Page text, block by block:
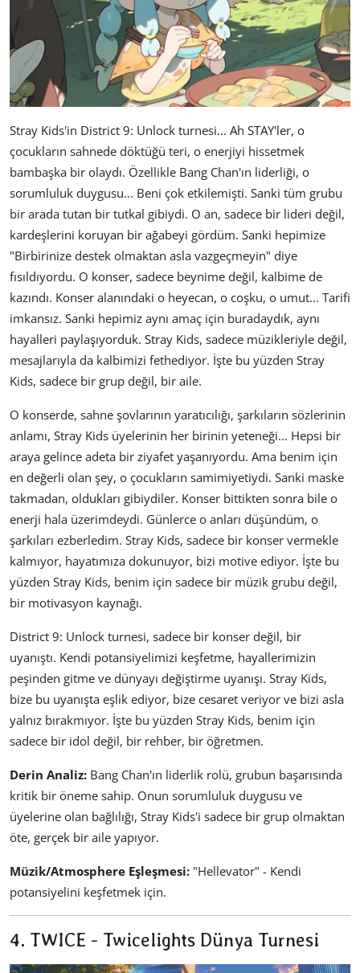
Stray Kids'in District 9: Unlock turnesi... Ah STAY'ler, o
çocukların sahnede döktüğü teri, o enerjiyi hissetmek
bambaşka bir olaydı. Özellikle Bang Chan'ın liderliği, o
sorumluluk duygusu... Beni çok etkilemişti. Sanki tüm grubu
bir arada tutan bir tutkal gibiydi. O an, sadece bir lideri değil,
kardeşlerini koruyan bir ağabeyi gördüm. Sanki hepimize
"Birbirinize destek olmaktan asla vazgeçmeyin" diye
fısıldıyordu. O konser, sadece beynime değil, kalbime de
kazındı. Konser alanındaki o heyecan, o coşku, o umut... Tarifi
imkansız. Sanki hepimiz aynı amaç için buradaydık, aynı
hayalleri paylaşıyorduk. Stray Kids, sadece müzikleriyle değil,
mesajlarıyla da kalbimizi fethediyor. İşte bu yüzden Stray
Kids, sadece bir grup değil, bir aile.
O konserde, sahne şovlarının yaratıcılığı, şarkıların sözlerinin
anlamı, Stray Kids üyelerinin her birinin yeteneği... Hepsi bir
araya gelince adeta bir ziyafet yaşanıyordu. Ama benim için
en değerli olan şey, o çocukların samimiyetiydi. Sanki maske
takmadan, oldukları gibiydiler. Konser bittikten sonra bile o
enerji hala üzerimdeydi. Günlerce o anları düşündüm, o
şarkıları ezberledim. Stray Kids, sadece bir konser vermekle
kalmıyor, hayatımıza dokunuyor, bizi motive ediyor. İşte bu
yüzden Stray Kids, benim için sadece bir müzik grubu değil,
bir motivasyon kaynağı.
District 9: Unlock turnesi, sadece bir konser değil, bir
uyanıştı. Kendi potansiyelimizi keşfetme, hayallerimizin
peşinden gitme ve dünyayı değiştirme uyanışı. Stray Kids,
bize bu uyanışta eşlik ediyor, bize cesaret veriyor ve bizi asla
yalnız bırakmıyor. İşte bu yüzden Stray Kids, benim için
sadece bir idol değil, bir rehber, bir öğretmen.
Derin Analiz: Bang Chan'ın liderlik rolü, grubun başarısında
kritik bir öneme sahip. Onun sorumluluk duygusu ve
üyelerine olan bağlılığı, Stray Kids'i sadece bir grup olmaktan
öte, gerçek bir aile yapıyor.
Müzik/Atmosphere Eşleşmesi: "Hellevator" - Kendi
potansiyelini keşfetmek için.
4. TWICE - Twicelights Dünya Turnesi